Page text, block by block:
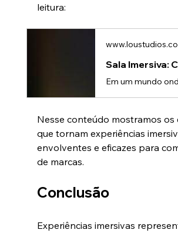
leitura:
Nesse conteúdo mostramos os
que tornam experiências
envolventes e eficazes para
de marcas.
Conclusão
Experiências imersivas